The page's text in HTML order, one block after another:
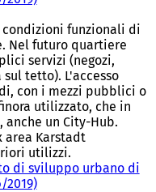
funzionali di
Nel futuro quartiere
servizi (negozi,
tetto). L'accesso
con i mezzi pubblici o
utilizzato, che in
un City-Hub.
area Karstadt
utilizzi.
di sviluppo urbano di
2019)